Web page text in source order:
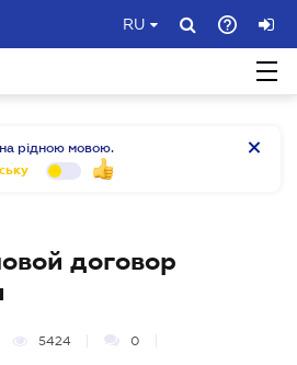
RU
рідною мовою.
договор
5424 0